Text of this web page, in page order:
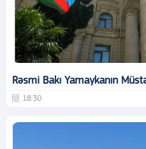
Rəsmi Bakı Yamaykanın
18:30